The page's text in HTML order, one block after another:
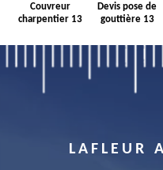
Couvreur
charpentier 13
Devis pose de
gouttière 13
LAFLEUR